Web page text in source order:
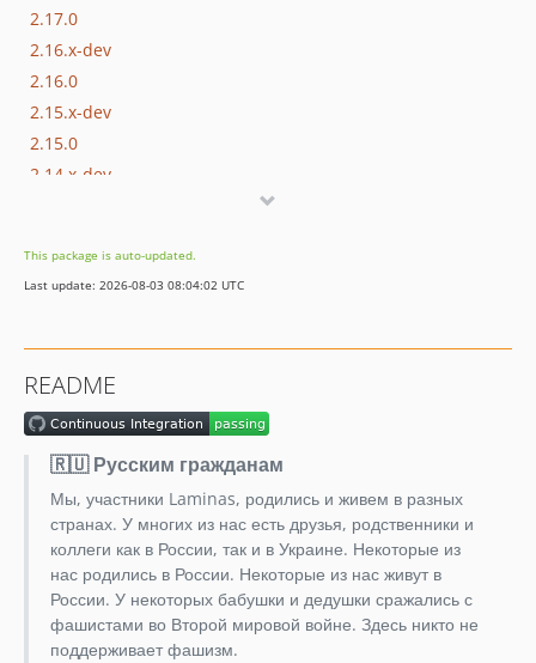
2.17.0
2.16.x-dev
2.16.0
2.15.x-dev
2.15.0
2.14.x-dev
2.13.0
2.12.x-dev
2.11.0
2.10.x-dev
2.10.0
2.8.x-dev
2.8.0
2.7.x-dev
2.7.0
This package is auto-updated.
Last update: 2026-08-03 08:04:02 UTC
README
🇷🇺 Русским гражданам
Мы, участники Laminas, родились и живем в разных
странах. У многих из нас есть друзья, родственники и
коллеги как в России, так и в Украине. Некоторые из
нас родились в России. Некоторые из нас живут в
России. У некоторых бабушки и дедушки сражались с
фашистами во Второй мировой войне. Здесь никто не
поддерживает фашизм.